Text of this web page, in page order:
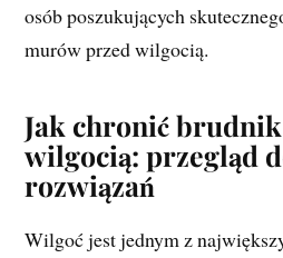
osób poszukujących
murów przed wilgocią.
Jak chronić
wilgocią: przegląd
rozwiązań
Wilgoć jest jednym z